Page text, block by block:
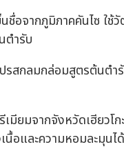
อจากภูมิภาคคันไซ ใช้
ตำรับ
กลมกล่อมสูตรต้นตำรั
ยมจากจังหวัดเฮียวโก
นื้อและความหอมละมุน